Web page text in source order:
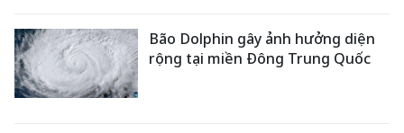
Bão Dolphin gây ảnh hưởng diện
rộng tại miền Đông Trung Quốc